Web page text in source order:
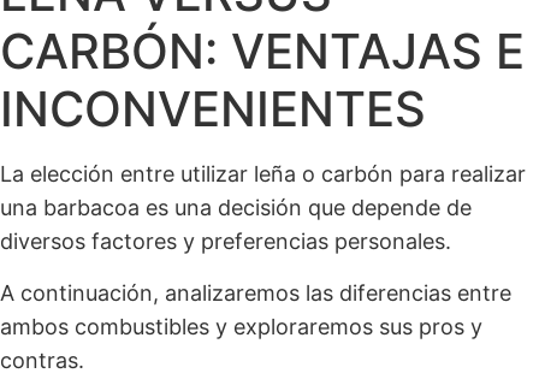
CARBÓN: VENTAJAS E
INCONVENIENTES
La elección entre utilizar leña o carbón para realizar
una barbacoa es una decisión que depende de
diversos factores y preferencias personales.
A continuación, analizaremos las diferencias entre
ambos combustibles y exploraremos sus pros y
contras.